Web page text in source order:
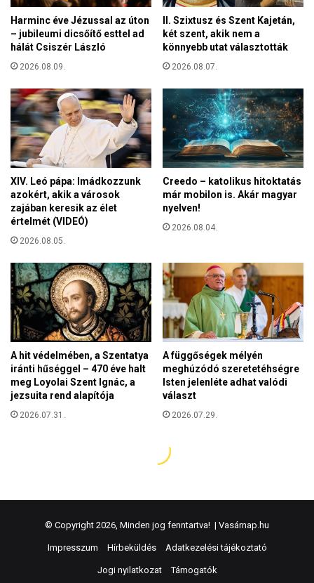
© Copyright 2026, Minden jog fenntartva! | Vasárnap.hu
Impresszum Hírbeküldés Adatkezelési tájékoztató
Jogi nyilatkozat Támogatók